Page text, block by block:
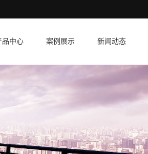
品中心 案例展示 新闻动态